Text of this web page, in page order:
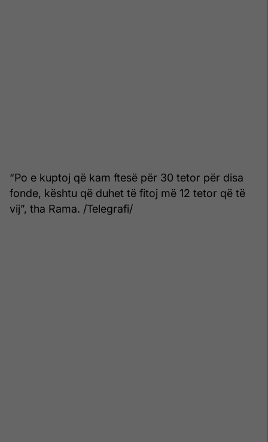
“Po e kuptoj që kam ftesë për 30 tetor për disa
fonde, kështu që duhet të fitoj më 12 tetor që të
vij”, tha Rama. /Telegrafi/